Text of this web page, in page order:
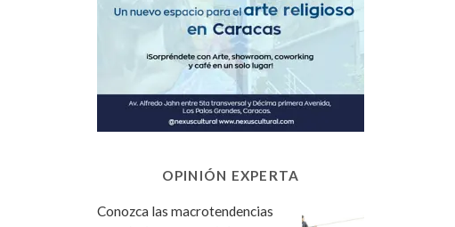
OPINIÓN EXPERTA
Conozca las macrotendencias